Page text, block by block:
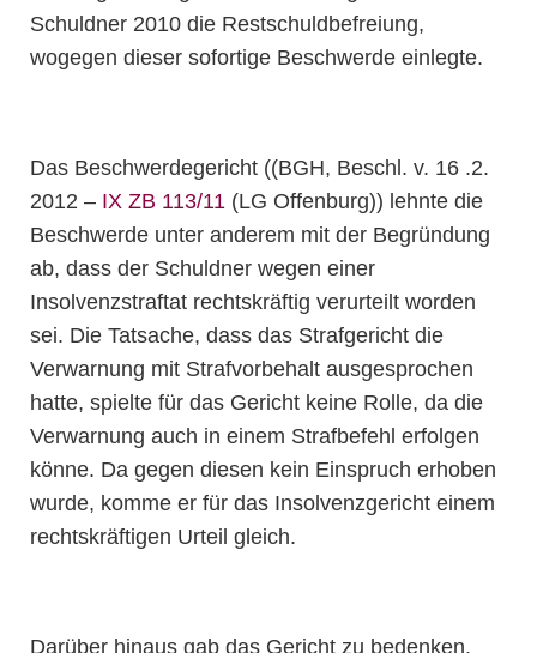
Schuldner 2010 die Restschuldbefreiung,
wogegen dieser sofortige Beschwerde einlegte.
Das Beschwerdegericht ((BGH, Beschl. v. 16 .2.
2012 – IX ZB 113/11 (LG Offenburg)) lehnte die
Beschwerde unter anderem mit der Begründung
ab, dass der Schuldner wegen einer
Insolvenzstraftat rechtskräftig verurteilt worden
sei. Die Tatsache, dass das Strafgericht die
Verwarnung mit Strafvorbehalt ausgesprochen
hatte, spielte für das Gericht keine Rolle, da die
Verwarnung auch in einem Strafbefehl erfolgen
könne. Da gegen diesen kein Einspruch erhoben
wurde, komme er für das Insolvenzgericht einem
rechtskräftigen Urteil gleich.
Darüber hinaus gab das Gericht zu bedenken,